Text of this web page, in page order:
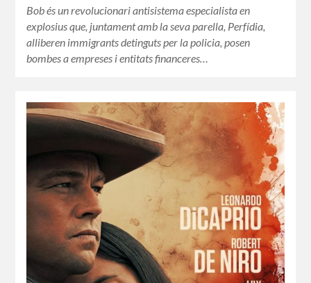
Bob és un revolucionari antisistema especialista en
explosius que, juntament amb la seva parella, Perfídia,
alliberen immigrants detinguts per la policia, posen
bombes a empreses i entitats financeres…